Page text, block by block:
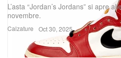
Calzature
L’asta “Jordan’s Jordans” si apre
novembre.
Oct 30, 2025